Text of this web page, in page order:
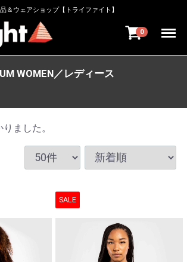
＆ウェアショップ【トライファイト】
0 Menu
WOMEN／レディース
ました。
SALE